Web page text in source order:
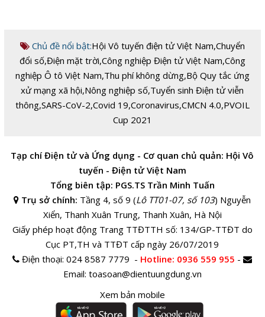
Chủ đề nổi bật:Hội Vô tuyến điện tử Việt Nam,Chuyển
đổi số,Điện mặt trời,Công nghiệp Điện tử Việt Nam,Công
nghiệp Ô tô Việt Nam,Thu phí không dừng,Bộ Quy tắc ứng
xử mạng xã hội,Nông nghiệp số,Tuyển sinh Điện tử viễn
thông,SARS-CoV-2,Covid 19,Coronavirus,CMCN 4.0,PVOIL
Cup 2021
Tạp chí Điện tử và Ứng dụng - Cơ quan chủ quản: Hội Vô
tuyến - Điện tử Việt Nam
Tổng biên tập: PGS.TS Trần Minh Tuấn
Trụ sở chính: Tầng 4, số 9 (Lô TT01-07, số 103) Nguyễn
Xiển, Thanh Xuân Trung, Thanh Xuân, Hà Nội
Giấy phép hoạt động Trang TTĐTTH số: 134/GP-TTĐT do
Cục PT,TH và TTĐT cấp ngày 26/07/2019
Điện thoại:024 8587 7779 - Hotline: 0936 559 955 -
Email: toasoan@dientuungdung.vn
Xem bản mobile